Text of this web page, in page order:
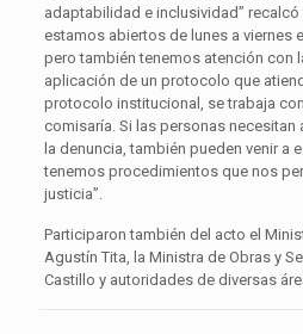
adaptabilidad e inclusividad”
estamos abiertos de lunes a viernes
pero también tenemos atención con
aplicación de un protocolo que
protocolo institucional, se trabaja
comisaría. Si las personas necesitan
la denuncia, también pueden venir a
tenemos procedimientos que nos
justicia”.
Participaron también del acto el
Agustín Tita, la Ministra de Obras y
Castillo y autoridades de diversas